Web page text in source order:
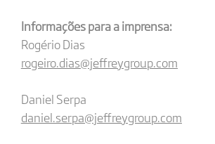
Informações para a imprensa:
Rogério Dias
rogeiro.dias@jeffreygroup.com
Daniel Serpa
daniel.serpa@jeffreygroup.com